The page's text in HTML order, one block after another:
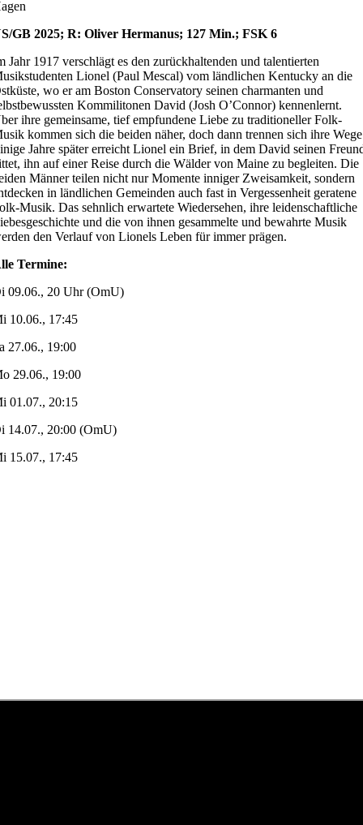
GB 2025; R: Oliver Hermanus; 127 Min.; FSK 6
Jahr 1917 verschlägt es den zurückhaltenden und talentierten
Lionel (Paul Mescal) vom ländlichen Kentucky an die
wo er am Boston Conservatory seinen charmanten und
Kommilitonen David (Josh O’Connor) kennenlernt.
ihre gemeinsame, tief empfundene Liebe zu traditioneller Folk-
kommen sich die beiden näher, doch dann trennen sich ihre
Jahre später erreicht Lionel ein Brief, in dem David seinen
ihn auf einer Reise durch die Wälder von Maine zu begleiten. Die
Männer teilen nicht nur Momente inniger Zweisamkeit, sondern
in ländlichen Gemeinden auch fast in Vergessenheit geratene
Musik. Das sehnlich erwartete Wiedersehen, ihre leidenschaftliche
und die von ihnen gesammelte und bewahrte Musik
den Verlauf von Lionels Leben für immer prägen.
Termine:
09.06., 20 Uhr (OmU)
10.06., 17:45
27.06., 19:00
29.06., 19:00
01.07., 20:15
14.07., 20:00 (OmU)
15.07., 17:45